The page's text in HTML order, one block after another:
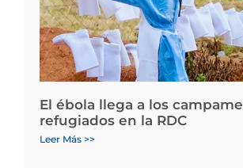
El ébola llega a los
refugiados en la RDC
Leer Más >>